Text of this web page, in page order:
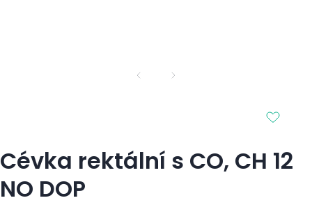
Cévka rektální s CO, CH 12
NO DOP